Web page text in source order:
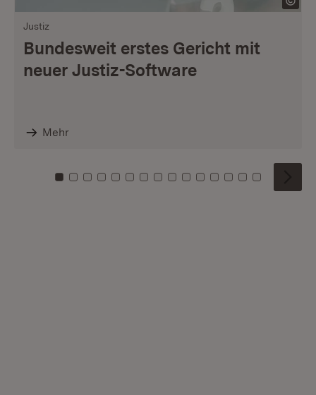
Justiz
Bundesweit erstes Gericht mit
neuer Justiz-Software
Mehr
Zu Kachel: 0
Zu Kachel: 1
Zu Kachel: 2
Zu Kachel: 3
Zu Kachel: 4
Zu Kachel: 5
Zu Kachel: 6
Zu Kachel: 7
Zu Kachel: 8
Zu Kachel: 9
Zu Kachel: 10
Zu Kachel: 11
Zu Kachel: 12
Zu Kachel:
Zu